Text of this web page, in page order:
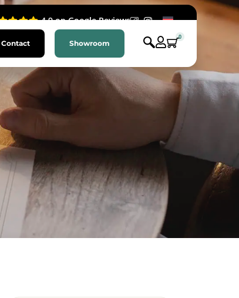
4.9 op Google Reviews
Contact Showroom
0